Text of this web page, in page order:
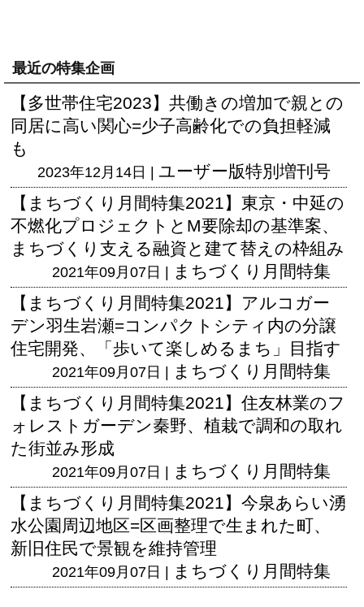
最近の特集企画
【多世帯住宅2023】共働きの増加で親との
同居に高い関心=少子高齢化での負担軽減
も
2023年12月14日 | ユーザー版特別増刊号
【まちづくり月間特集2021】東京・中延の
不燃化プロジェクトとM要除却の基準案、
まちづくり支える融資と建て替えの枠組み
2021年09月07日 | まちづくり月間特集
【まちづくり月間特集2021】アルコガー
デン羽生岩瀬=コンパクトシティ内の分譲
住宅開発、「歩いて楽しめるまち」目指す
2021年09月07日 | まちづくり月間特集
【まちづくり月間特集2021】住友林業のフ
ォレストガーデン秦野、植栽で調和の取れ
た街並み形成
2021年09月07日 | まちづくり月間特集
【まちづくり月間特集2021】今泉あらい湧
水公園周辺地区=区画整理で生まれた町、
新旧住民で景観を維持管理
2021年09月07日 | まちづくり月間特集